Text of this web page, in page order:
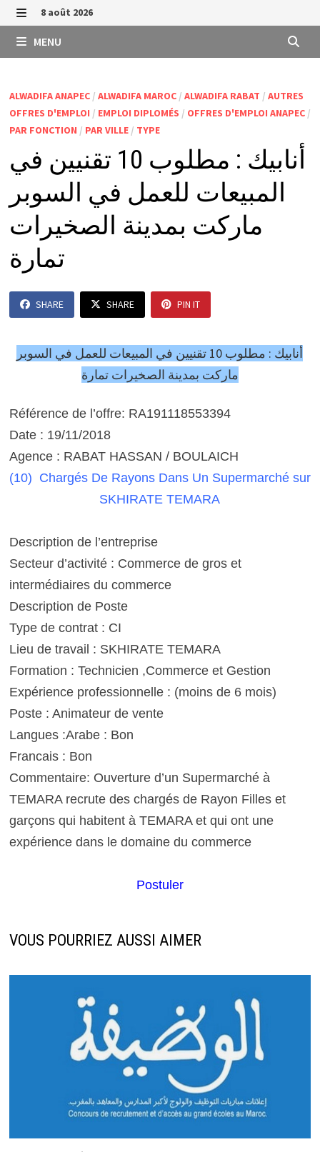
Passer
au
contenu
MENU
8 août 2026
MENU
ALWADIFA ANAPEC/ ALWADIFA MAROC/ ALWADIFA RABAT / AUTRES
OFFRES D'EMPLOI / EMPLOI DIPLOMÉS / OFFRES D'EMPLOI ANAPEC/
PAR FONCTION / PAR VILLE/ TYPE
أنابيك : مطلوب 10 تقنيين في
المبيعات للعمل في السوبر
ماركت بمدينة الصخيرات
تمارة
SHARE SHARE PIN IT
أنابيك : مطلوب 10 تقنيين في المبيعات للعمل في السوبر
ماركت بمدينة الصخيرات تمارة
Référence de l’offre: RA191118553394
Date : 19/11/2018
Agence : RABAT HASSAN / BOULAICH
(10) Chargés De Rayons Dans Un Supermarché sur
SKHIRATE TEMARA
Description de l’entreprise
Secteur d’activité : Commerce de gros et
intermédiaires du commerce
Description de Poste
Type de contrat : CI
Lieu de travail : SKHIRATE TEMARA
Formation : Technicien ,Commerce et Gestion
Expérience professionnelle : (moins de 6 mois)
Poste : Animateur de vente
Langues :Arabe : Bon
Francais : Bon
Commentaire: Ouverture d’un Supermarché à
TEMARA recrute des chargés de Rayon Filles et
garçons qui habitent à TEMARA et qui ont une
expérience dans le domaine du commerce
Postuler
VOUS POURRIEZ AUSSI AIMER